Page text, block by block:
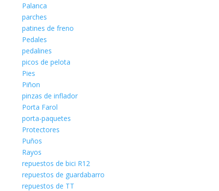
Palanca
parches
patines de freno
Pedales
pedalines
picos de pelota
Pies
Piñon
pinzas de inflador
Porta Farol
porta-paquetes
Protectores
Puños
Rayos
repuestos de bici R12
repuestos de guardabarro
repuestos de TT